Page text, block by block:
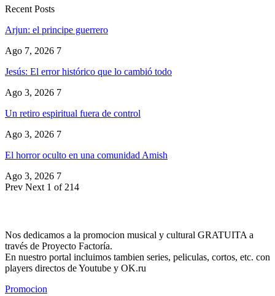
Recent Posts
Arjun: el principe guerrero
Ago 7, 2026 7
Jesús: El error histórico que lo cambió todo
Ago 3, 2026 7
Un retiro espiritual fuera de control
Ago 3, 2026 7
El horror oculto en una comunidad Amish
Ago 3, 2026 7
Prev Next 1 of 214
Nos dedicamos a la promocion musical y cultural GRATUITA a
través de Proyecto Factoría.
En nuestro portal incluimos tambien series, peliculas, cortos, etc. con
players directos de Youtube y OK.ru
Promocion